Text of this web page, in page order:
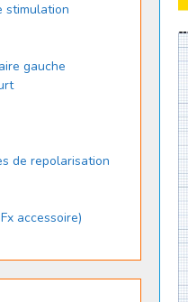
stimulation
gauche
de repolarisation
accessoire)